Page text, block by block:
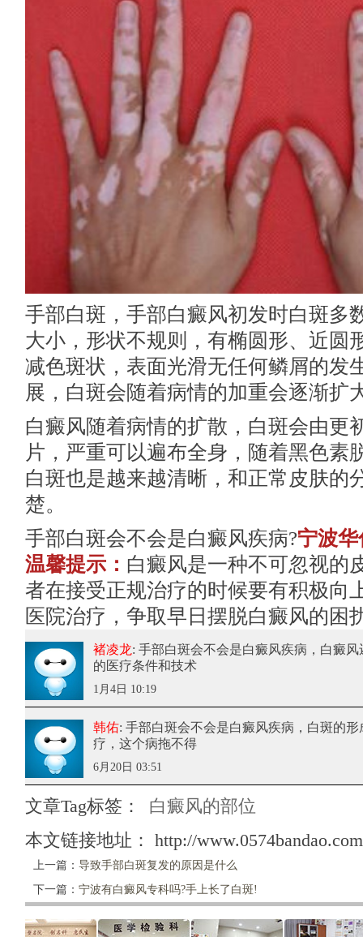
手部白斑，手部白癜风初发时白斑多
大小，形状不规则，有椭圆形、近圆
减色斑状，表面光滑无任何鳞屑的发
展，白斑会随着病情的加重会逐渐扩
白癜风随着病情的扩散，白斑会由更
片，严重可以遍布全身，随着黑色素
白斑也是越来越清晰，和正常皮肤的
楚。
手部白斑会不会是白癜风疾病?宁波
温馨提示： 白癜风是一种不可忽视的
者在接受正规治疗的时候要有积极向
医院治疗，争取早日摆脱白癜风的困
褚凌龙: 手部白斑会不会是白癜风疾病 ，白癜
的医疗条件和技术
1月4日 10:19
韩佑: 手部白斑会不会是白癜风疾病 ，白斑的
疗，这个病拖不得
6月20日 03:51
文章Tag标签：
白癜风的部位
本文链接地址： http://
上一篇： 导致手部白斑复发的原因是什么
下一篇： 宁波有白癜风专科吗?手上长了白斑!